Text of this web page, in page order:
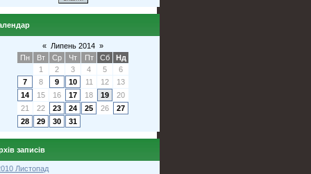
« Липень 2014 »
Пн
Вт Ср Чт Пт Сб
Нд
1
2 3 4 5
6
7
8 9 10 11 12
13
14
15 16 17 18 19
20
21
22 23 24 25 26
27
28
29 30 31
записів
Листопад